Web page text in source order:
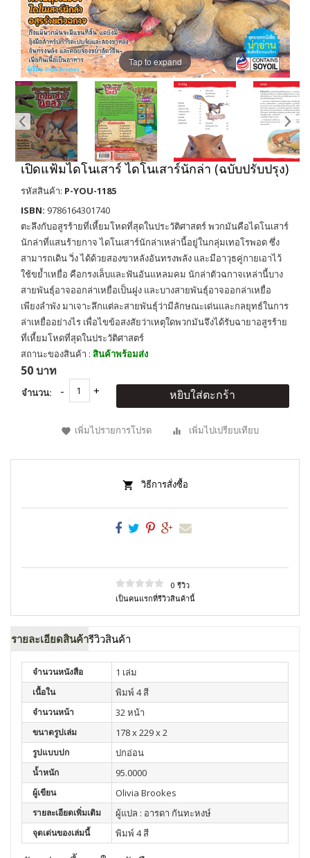
Tap to expand
เปิดแฟ้มไดโนเสาร์ ไดโนเสาร์นักล่า (ฉบับปรับปรุง)
รหัสสินค้า: P-YOU-1185
ISBN: 9786164301740
ตะลึงกับอสูรร้ายที่เหี้ยมโหดที่สุดในประวัติศาสตร์ พวกมันคือไดโนเสาร์
นักล่าที่แสนร้ายกาจ ไดโนเสาร์นักล่าเหล่านี้อยู่ในกลุ่มเทอโรพอด ซึ่ง
สามารถเดิน วิ่ง ได้ด้วยสองขาหลังอันทรงพลัง และมีอาวุธคู่กายเอาไว้
ใช้ขย้ำเหยื่อ คือกรงเล็บและฟันอันแหลมคม นักล่าตัวฉกาจเหล่านี้บาง
สายพันธุ์อาจออกล่าเหยื่อเป็นฝูง และบางสายพันธุ์อาจออกล่าเหยื่อ
เพียงลำพัง มาเจาะลึกแต่ละสายพันธุ์ว่ามีลักษณะเด่นและกลยุทธ์ในการ
ล่าเหยื่ออย่างไร เพื่อไขข้อสงสัยว่าเหตุใดพวกมันจึงได้รับฉายาอสูรร้าย
ที่เหี้ยมโหดที่สุดในประวัติศาสตร์
สถานะของสินค้า : สินค้าพร้อมส่ง
50 บาท
จำนวน: หยิบใส่ตะกร้า
เพิ่มไปรายการโปรด เพิ่มไปเปรียบเทียบ
วิธีการสั่งซื้อ
0 รีวิว
เป็นคนแรกที่รีวิวสินค้านี้
รายละเอียดสินค้ารีวิวสินค้า
จำนวนหนังสือ 1 เล่ม
เนื้อใน พิมพ์ 4 สี
จำนวนหน้า 32 หน้า
ขนาดรูปเล่ม 178 x 229 x 2
รูปแบบปก ปกอ่อน
น้ำหนัก 95.0000
ผู้เขียน Olivia Brookes
รายละเอียดเพิ่มเติม ผู้แปล : อารดา กันทะหงษ์
จุดเด่นของเล่มนี้ พิมพ์ 4 สี